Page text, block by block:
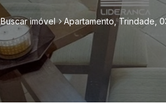
Buscar imóvel Apartamento, Trindade,